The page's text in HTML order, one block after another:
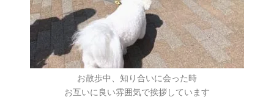
お散歩中、知り合いに会った時
お互いに良い雰囲気で挨拶しています